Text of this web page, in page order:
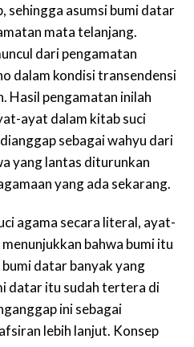
sehingga asumsi bumi datar
mata telanjang.
dari pengamatan
dalam kondisi transendensi
Hasil pengamatan inilah
ayat dalam kitab suci
sebagai wahyu dari
yang lantas diturunkan
yang ada sekarang.
agama secara literal, ayat-
bahwa bumi itu
datar banyak yang
datar itu sudah tertera di
ini sebagai
lebih lanjut. Konsep